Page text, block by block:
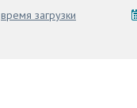
время загрузки